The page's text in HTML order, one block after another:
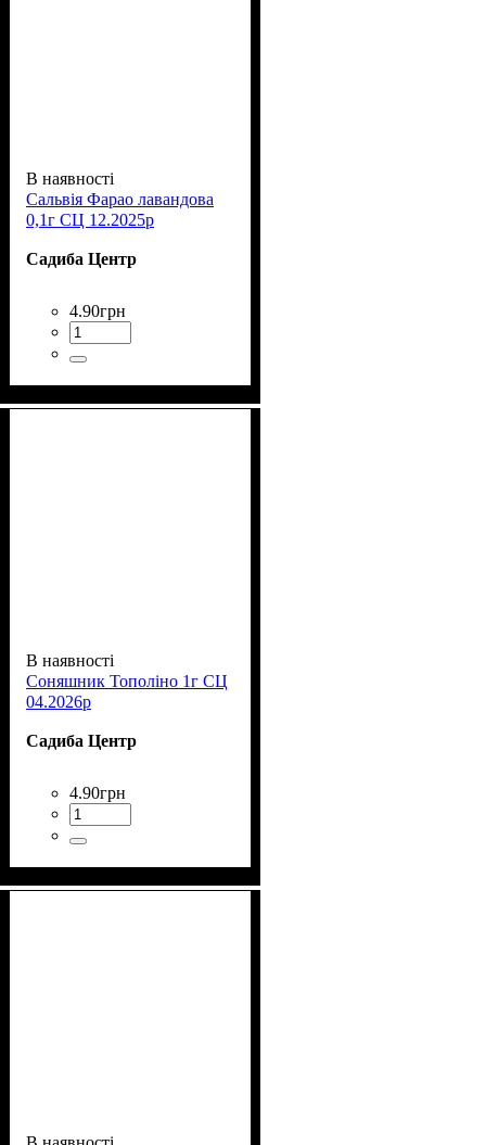
В наявності
Сальвія Фарао лавандова
0,1г СЦ 12.2025р
Садиба Центр
4.90грн
В наявності
Соняшник Тополіно 1г СЦ
04.2026р
Садиба Центр
4.90грн